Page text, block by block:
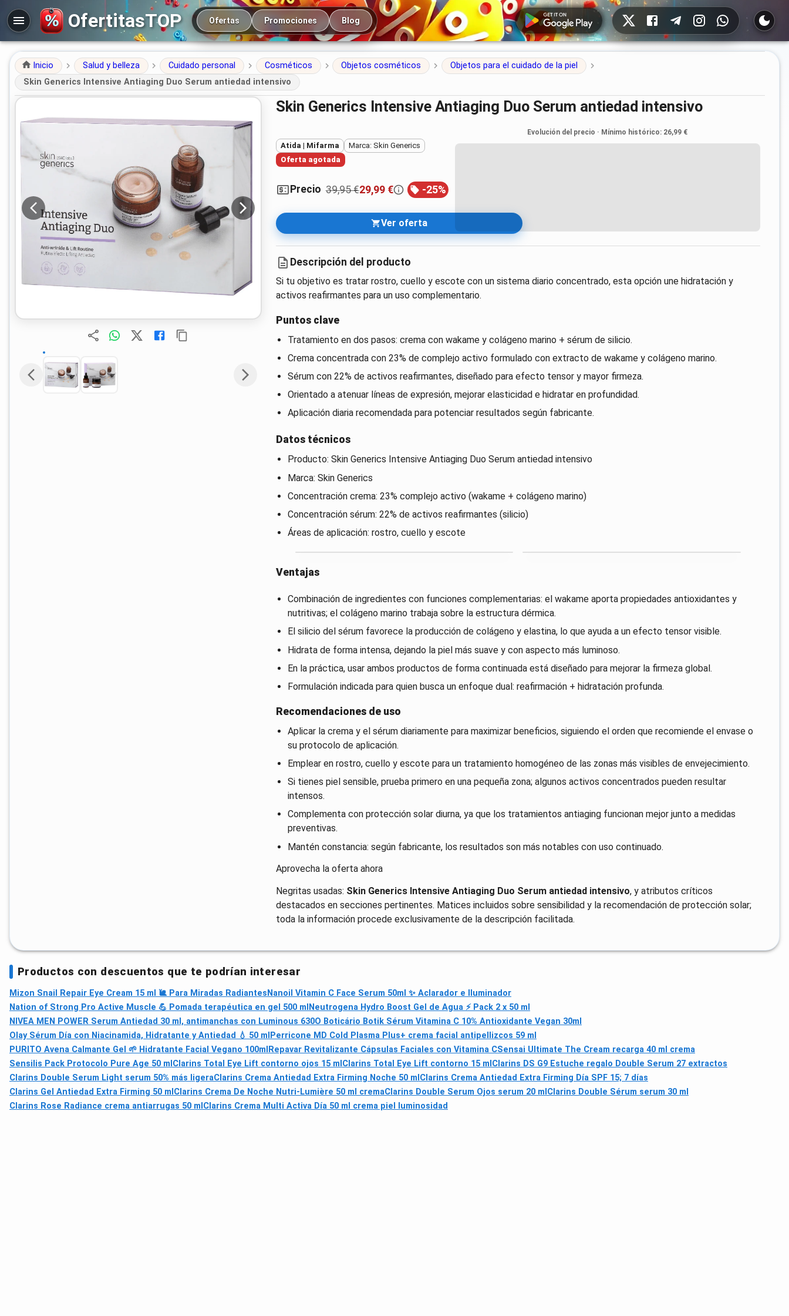
OfertitasTOP Navegación principal
Ofertas Promociones Blog
Redes sociales
Inicio Salud y belleza Cuidado personal Cosméticos Objetos cosméticos
Objetos para el cuidado de la piel
Skin Generics Intensive Antiaging Duo Serum antiedad intensivo
Skin Generics Intensive Antiaging Duo Serum antiedad intensivo
Atida | Mifarma
Marca: Skin Generics
Oferta agotada
Precio 39,95 €29,99 € -25%
Ver oferta
Evolución del precio · Mínimo histórico: 26,99 €
Descripción del producto
Si tu objetivo es tratar rostro, cuello y escote con un sistema diario concentrado, esta opción une hidratación y
activos reafirmantes para un uso complementario.
Puntos clave
Tratamiento en dos pasos: crema con wakame y colágeno marino + sérum de silicio.
Crema concentrada con 23% de complejo activo formulado con extracto de wakame y colágeno marino.
Sérum con 22% de activos reafirmantes, diseñado para efecto tensor y mayor firmeza.
Orientado a atenuar líneas de expresión, mejorar elasticidad e hidratar en profundidad.
Aplicación diaria recomendada para potenciar resultados según fabricante.
Datos técnicos
Producto: Skin Generics Intensive Antiaging Duo Serum antiedad intensivo
Marca: Skin Generics
Concentración crema: 23% complejo activo (wakame + colágeno marino)
Concentración sérum: 22% de activos reafirmantes (silicio)
Áreas de aplicación: rostro, cuello y escote
Ventajas
Combinación de ingredientes con funciones complementarias: el wakame aporta propiedades antioxidantes y
nutritivas; el colágeno marino trabaja sobre la estructura dérmica.
El silicio del sérum favorece la producción de colágeno y elastina, lo que ayuda a un efecto tensor visible.
Hidrata de forma intensa, dejando la piel más suave y con aspecto más luminoso.
En la práctica, usar ambos productos de forma continuada está diseñado para mejorar la firmeza global.
Formulación indicada para quien busca un enfoque dual: reafirmación + hidratación profunda.
Recomendaciones de uso
Aplicar la crema y el sérum diariamente para maximizar beneficios, siguiendo el orden que recomiende el envase o
su protocolo de aplicación.
Emplear en rostro, cuello y escote para un tratamiento homogéneo de las zonas más visibles de envejecimiento.
Si tienes piel sensible, prueba primero en una pequeña zona; algunos activos concentrados pueden resultar
intensos.
Complementa con protección solar diurna, ya que los tratamientos antiaging funcionan mejor junto a medidas
preventivas.
Mantén constancia: según fabricante, los resultados son más notables con uso continuado.
Aprovecha la oferta ahora
Negritas usadas: Skin Generics Intensive Antiaging Duo Serum antiedad intensivo, y atributos críticos
destacados en secciones pertinentes. Matices incluidos sobre sensibilidad y la recomendación de protección solar;
toda la información procede exclusivamente de la descripción facilitada.
Productos con descuentos que te podrían interesar
Mizon Snail Repair Eye Cream 15 ml 🐌 Para Miradas Radiantes Nanoil Vitamin C Face Serum 50ml ✨ Aclarador e Iluminador
Nation of Strong Pro Active Muscle 💪 Pomada terapéutica en gel 500 ml Neutrogena Hydro Boost Gel de Agua ⚡ Pack 2 x 50 ml
NIVEA MEN POWER Serum Antiedad 30 ml, antimanchas con Luminous 630O Boticário Botik Sérum Vitamina C 10% Antioxidante Vegan 30ml
Olay Sérum Día con Niacinamida, Hidratante y Antiedad 💧 50 ml Perricone MD Cold Plasma Plus+ crema facial antipellizcos 59 ml
PURITO Avena Calmante Gel 🌱 Hidratante Facial Vegano 100ml Repavar Revitalizante Cápsulas Faciales con Vitamina CSensai Ultimate The Cream recarga 40 ml crema
Sensilis Pack Protocolo Pure Age 50 ml Clarins Total Eye Lift contorno ojos 15 ml Clarins Total Eye Lift contorno 15 ml Clarins DS G9 Estuche regalo Double Serum 27 extractos
Clarins Double Serum Light serum 50% más ligeraClarins Crema Antiedad Extra Firming Noche 50 ml Clarins Crema Antiedad Extra Firming Día SPF 15; 7 días
Clarins Gel Antiedad Extra Firming 50 ml Clarins Crema De Noche Nutri-Lumière 50 ml cremaClarins Double Serum Ojos serum 20 ml Clarins Double Sérum serum 30 ml
Clarins Rose Radiance crema antiarrugas 50 ml Clarins Crema Multi Activa Día 50 ml crema piel luminosidad